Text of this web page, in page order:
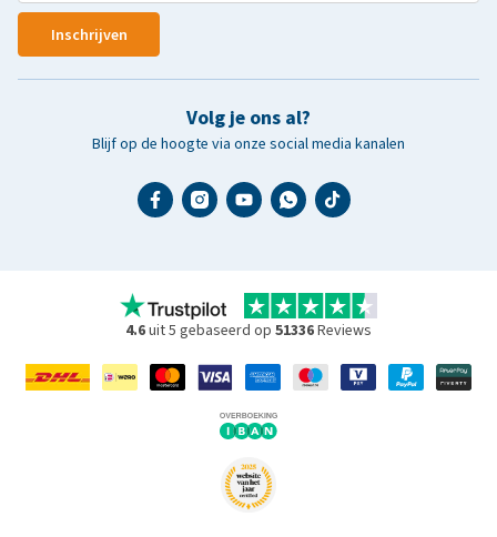
Inschrijven
Volg je ons al?
Blijf op de hoogte via onze social media kanalen
4.6uit 5 gebaseerd op 51336Reviews